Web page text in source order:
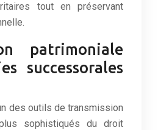
tout en préservant
patrimoniale
successorales
des outils de transmission
sophistiqués du droit